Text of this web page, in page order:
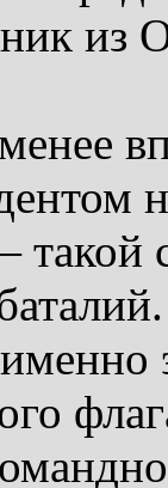
из